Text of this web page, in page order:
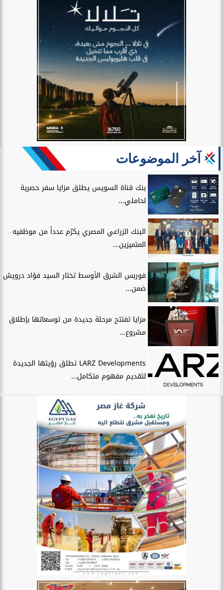
آخر الموضوعات
بنك قناة السويس يطلق مزايا سفر حصرية
لحاملي...
البنك الزراعي المصري يكرّم عدداً من موظفيه
المتميزين...
فوربس الشرق الأوسط تختار السيد فؤاد درويش
ضمن...
مزايا تفتتح مرحلة جديدة من توسعاتها بإطلاق
مشروع...
LARZ Developments تطلق رؤيتها الجديدة
لتقديم مفهوم متكامل...